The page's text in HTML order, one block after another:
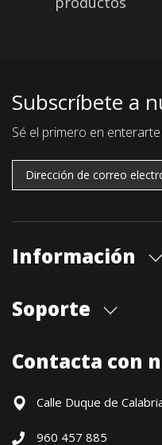
Subscríbete a
Sé el primero en
Información
Cita previa tienda
Contacto
Soporte
Formas de pago
Devoluciones / Garantía
Contacta con
Calle Duque de
960 457 885